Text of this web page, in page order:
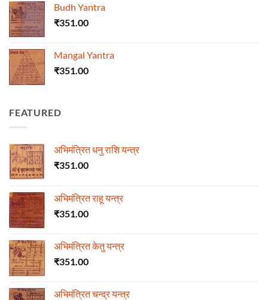
Budh Yantra
₹351.00
Mangal Yantra
₹351.00
FEATURED
अभिमंत्रित धनु राशि यन्त्र
₹351.00
अभिमंत्रित राहू यन्त्र
₹351.00
अभिमंत्रित केतु यन्त्र
₹351.00
अभिमंत्रित चन्द्र यन्त्र